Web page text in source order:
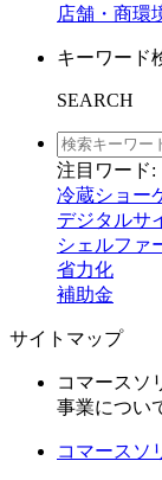
店舗・商環
キーワード
SEARCH
注目ワード:
冷蔵ショー
デジタルサ
シェルファ
省力化
補助金
サイトマップ
コマースソ
事業につい
コマースソ